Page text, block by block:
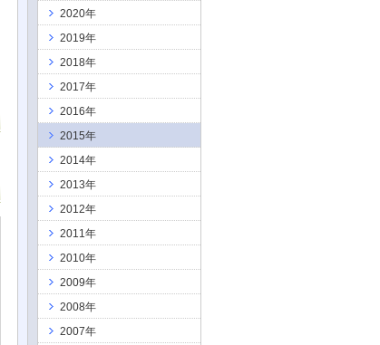
2020年
2019年
2018年
2017年
2016年
2015年
2014年
2013年
2012年
2011年
2010年
2009年
2008年
2007年